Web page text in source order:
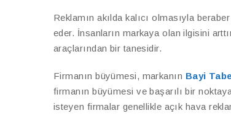
Reklamın akılda kalıcı olmasıyla
eder. İnsanların markaya olan ilgisini
araçlarından bir tanesidir.
Firmanın büyümesi, markanın Bayi
firmanın büyümesi ve başarılı bir
isteyen firmalar genellikle açık hava